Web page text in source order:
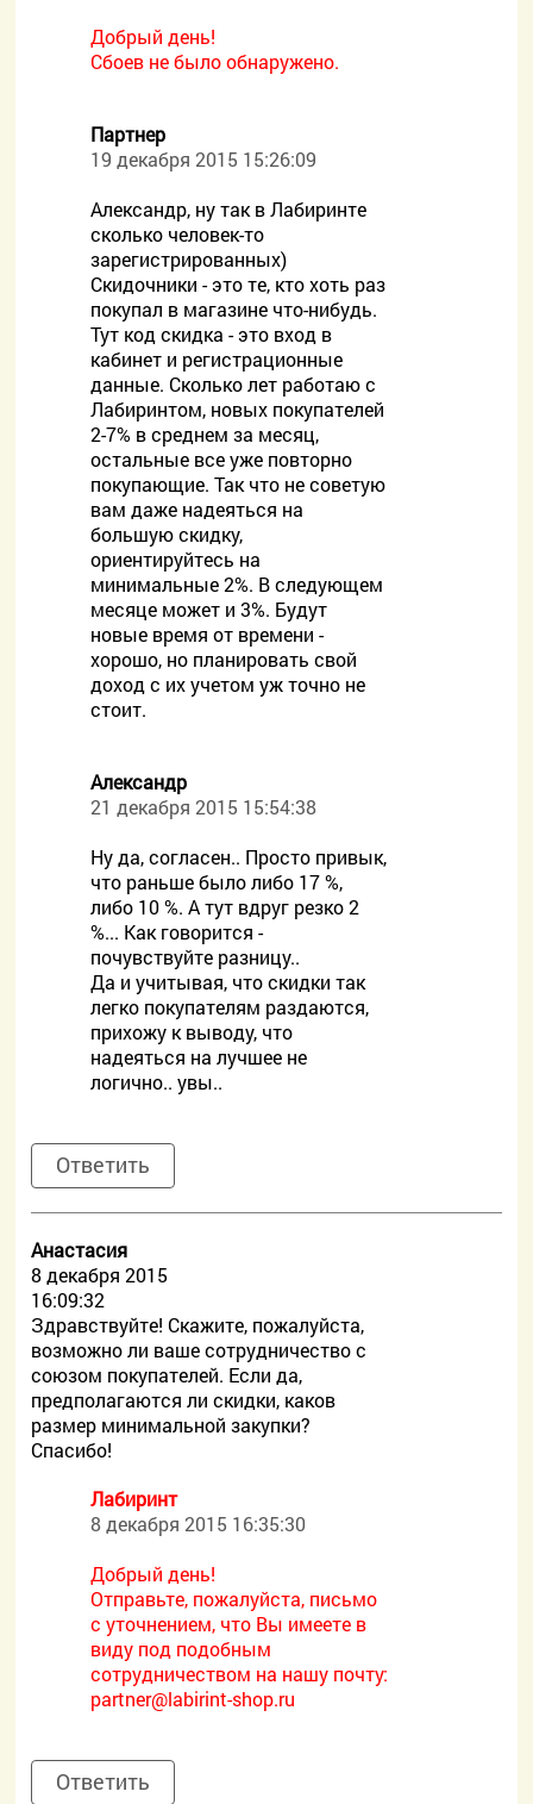
Добрый день!
Сбоев не было обнаружено.
Партнер
19 декабря 2015 15:26:09
Александр, ну так в Лабиринте
сколько человек-то
зарегистрированных)
Скидочники - это те, кто хоть раз
покупал в магазине что-нибудь.
Тут код скидка - это вход в
кабинет и регистрационные
данные. Сколько лет работаю с
Лабиринтом, новых покупателей
2-7% в среднем за месяц,
остальные все уже повторно
покупающие. Так что не советую
вам даже надеяться на
большую скидку,
ориентируйтесь на
минимальные 2%. В следующем
месяце может и 3%. Будут
новые время от времени -
хорошо, но планировать свой
доход с их учетом уж точно не
стоит.
Александр
21 декабря 2015 15:54:38
Ну да, согласен.. Просто привык,
что раньше было либо 17 %,
либо 10 %. А тут вдруг резко 2
%... Как говорится -
почувствуйте разницу..
Да и учитывая, что скидки так
легко покупателям раздаются,
прихожу к выводу, что
надеяться на лучшее не
логично.. увы..
Ответить
Анастасия
8 декабря 2015
16:09:32
Здравствуйте! Скажите, пожалуйста,
возможно ли ваше сотрудничество с
союзом покупателей. Если да,
предполагаются ли скидки, каков
размер минимальной закупки?
Спасибо!
Лабиринт
8 декабря 2015 16:35:30
Добрый день!
Отправьте, пожалуйста, письмо
с уточнением, что Вы имеете в
виду под подобным
сотрудничеством на нашу почту:
partner@labirint-shop.ru
Ответить